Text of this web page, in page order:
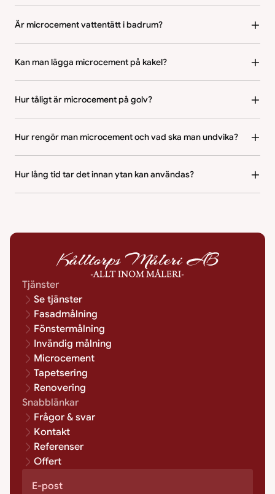
Är microcement vattentätt i badrum?
Kan man lägga microcement på kakel?
Hur tåligt är microcement på golv?
Hur rengör man microcement och vad ska man undvika?
Hur lång tid tar det innan ytan kan användas?
Tjänster
Se tjänster
Fasadmålning
Fönstermålning
Invändig målning
Microcement
Tapetsering
Renovering
Snabblänkar
Frågor & svar
Kontakt
Referenser
Offert
E-post